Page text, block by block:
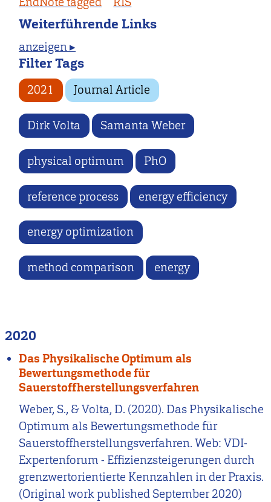
Weiterführende Links
anzeigen ▸
Filter Tags
2021 Journal Article
Dirk Volta Samanta Weber
physical optimum PhO
reference process energy efficiency
energy optimization
method comparison energy
2020
Das Physikalische Optimum als
Bewertungsmethode für
Sauerstoffherstellungsverfahren
Weber, S., & Volta, D. (2020). Das Physikalische
Optimum als Bewertungsmethode für
Sauerstoffherstellungsverfahren. Web: VDI-
Expertenforum - Effizienzsteigerungen durch
grenzwertorientierte Kennzahlen in der Praxis.
(Original work published September 2020)